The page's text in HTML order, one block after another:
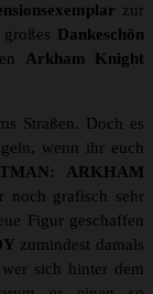
zur
Dankeschön
Arkham Knight
Straßen. Doch es
wenn ihr euch
ARKHAM
noch grafisch sehr
Figur geschaffen
zumindest damals
sich hinter dem